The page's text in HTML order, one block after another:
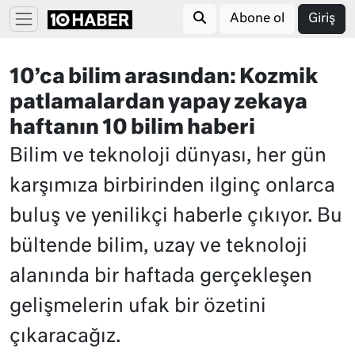
Abone ol Giriş
10’ca bilim arasından: Kozmik
patlamalardan yapay zekaya
haftanın 10 bilim haberi
Bilim ve teknoloji dünyası, her gün
karşımıza birbirinden ilginç onlarca
buluş ve yenilikçi haberle çıkıyor. Bu
bültende bilim, uzay ve teknoloji
alanında bir haftada gerçekleşen
gelişmelerin ufak bir özetini
çıkaracağız.